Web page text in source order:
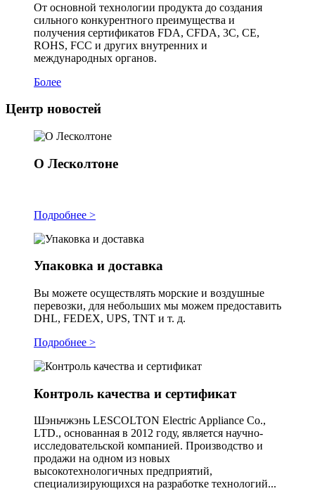
От основной технологии продукта до создания
сильного конкурентного преимущества и
получения сертификатов FDA, CFDA, 3C, CE,
ROHS, FCC и других внутренних и
международных органов.
Более
Центр новостей
О Лесколтоне
Подробнее >
Упаковка и доставка
Вы можете осуществлять морские и воздушные
перевозки, для небольших мы можем предоставить
DHL, FEDEX, UPS, TNT и т. д.
Подробнее >
Контроль качества и сертификат
Шэньчжэнь LESCOLTON Electric Appliance Co.,
LTD., основанная в 2012 году, является научно-
исследовательской компанией. Производство и
продажи на одном из новых
высокотехнологичных предприятий,
специализирующихся на разработке технологий...